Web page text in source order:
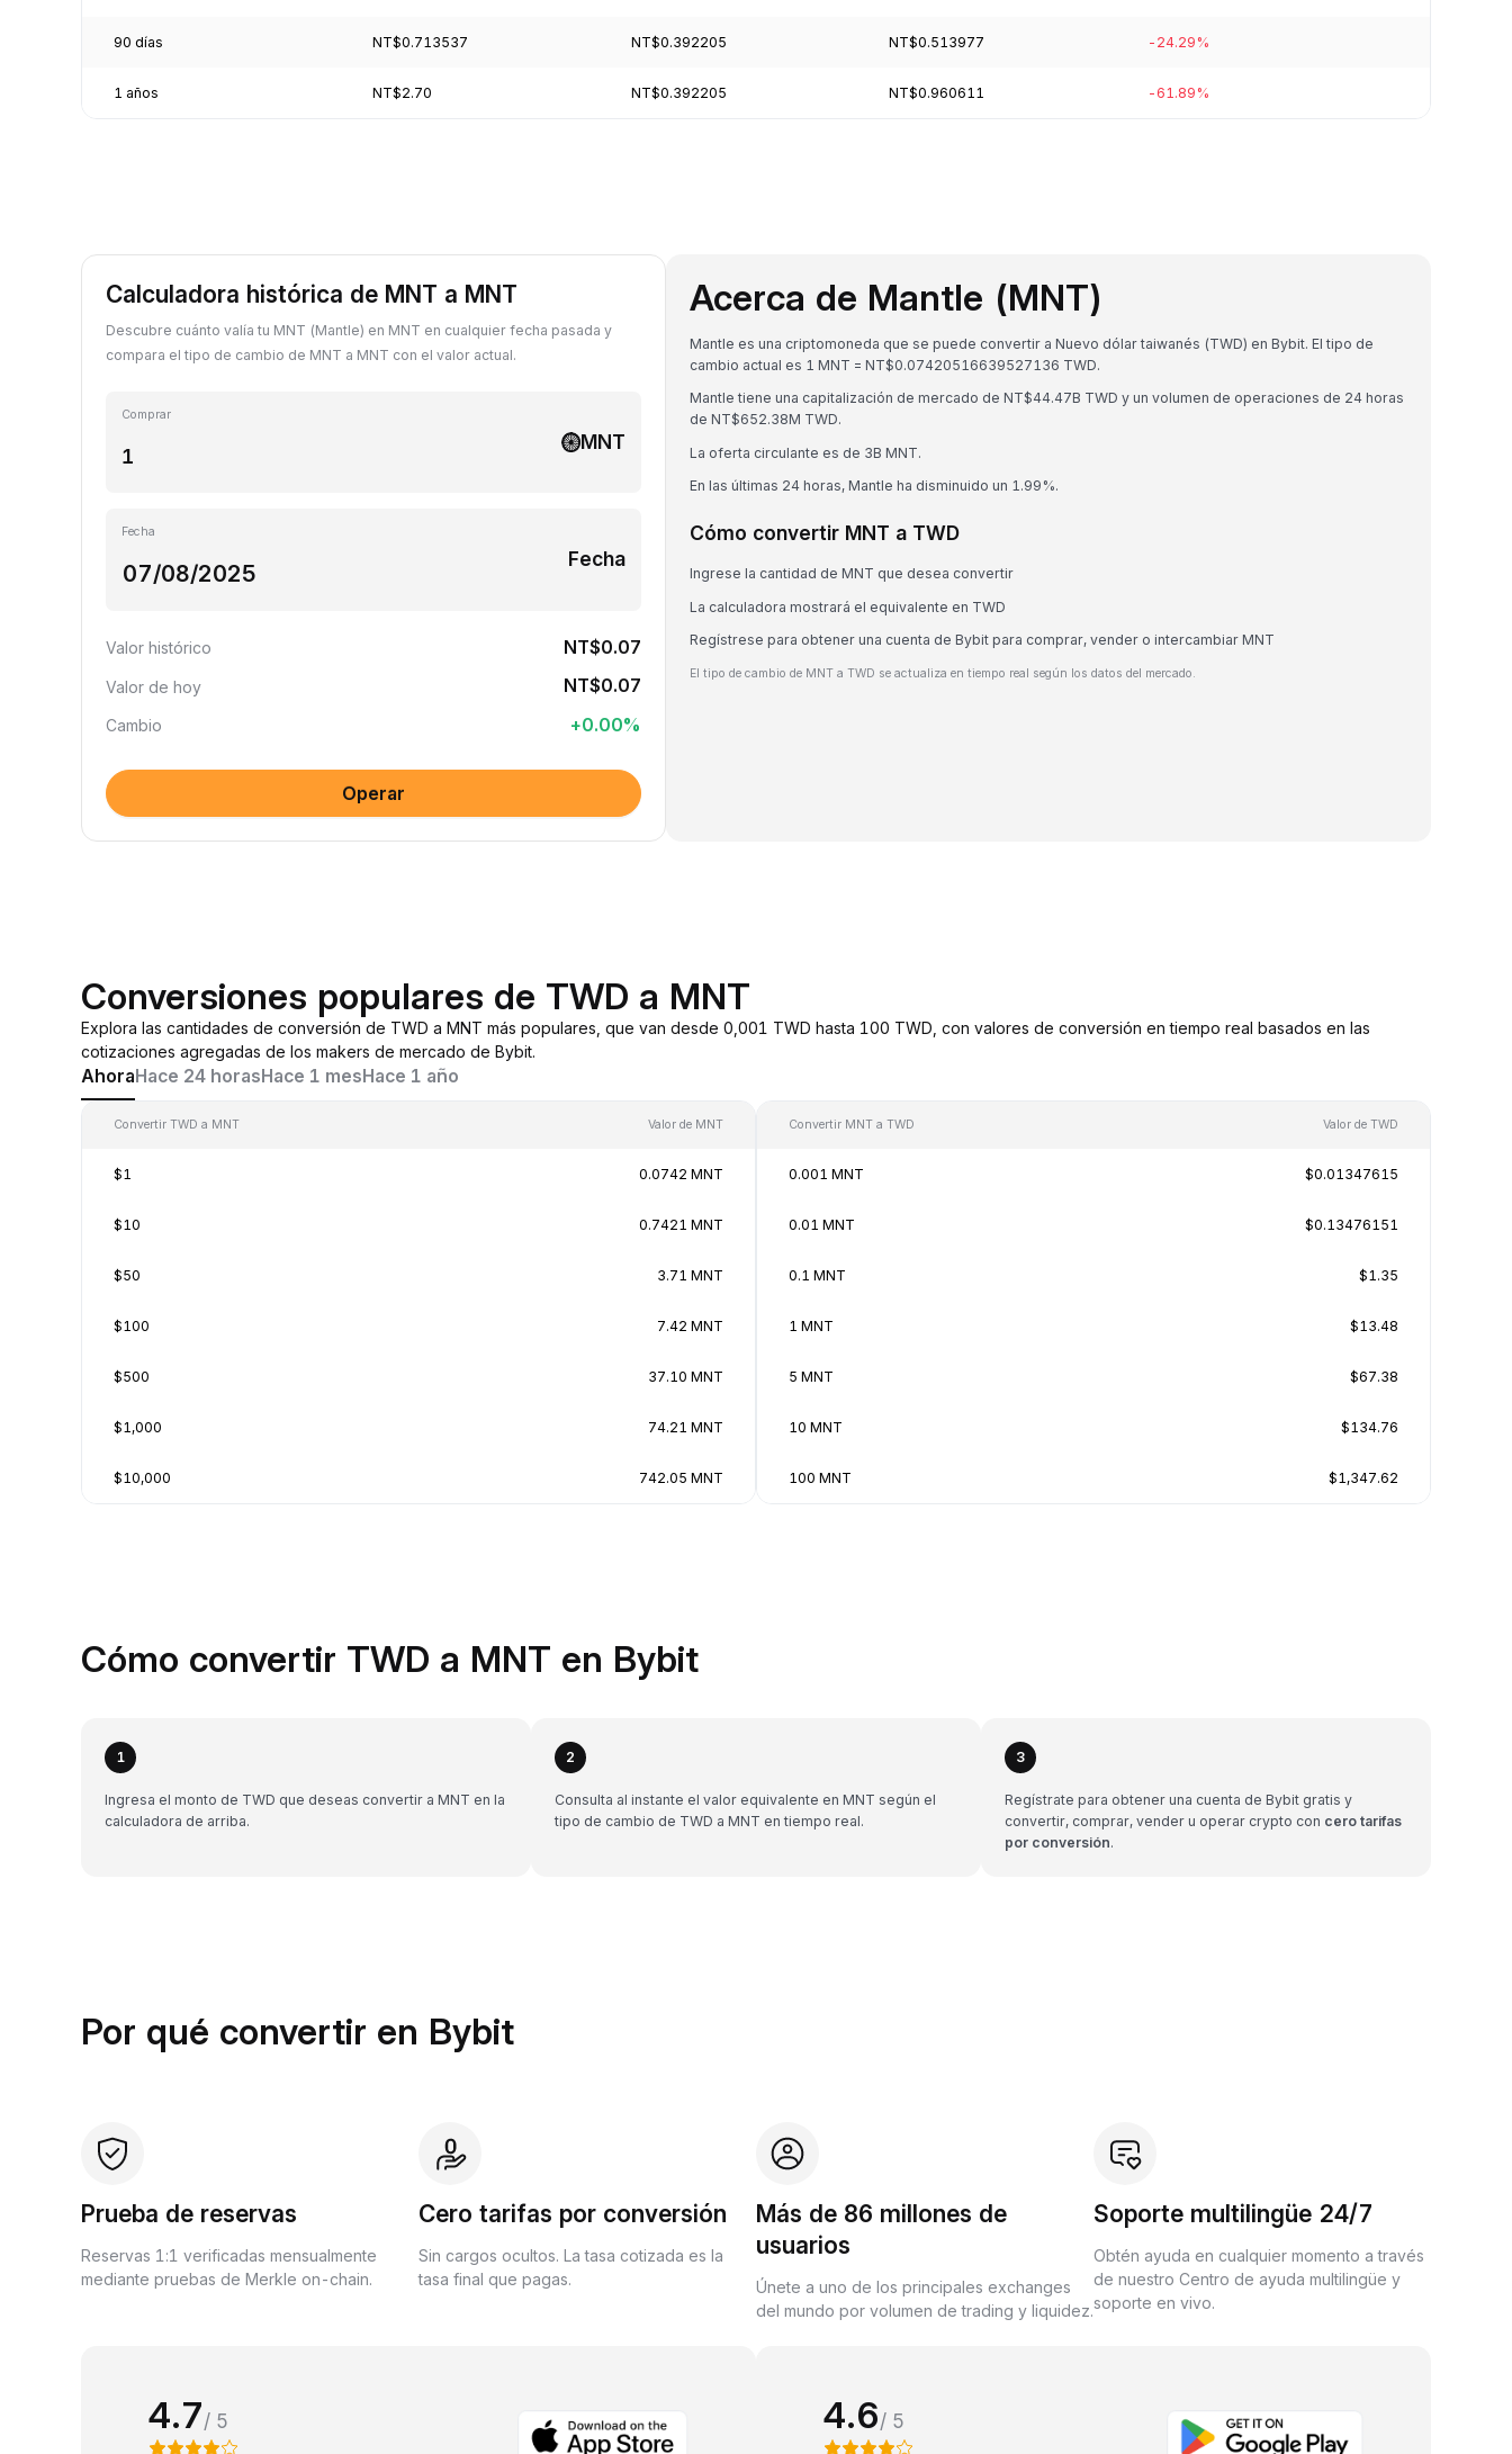
90 días NT$0.713537 NT$0.392205 NT$0.513977 -24.29%
1 años NT$2.70 NT$0.392205 NT$0.960611 -61.89%
Calculadora histórica de MNT a MNT
Descubre cuánto valía tu MNT (Mantle) en MNT en cualquier fecha pasada y
compara el tipo de cambio de MNT a MNT con el valor actual.
Comprar
MNT
Fecha
Fecha
Valor histórico NT$0.07
Valor de hoy NT$0.07
Cambio +0.00%
Operar
Acerca de Mantle (MNT)
Mantle es una criptomoneda que se puede convertir a Nuevo dólar taiwanés (TWD) en Bybit. El tipo de
cambio actual es 1 MNT = NT$0.07420516639527136 TWD.
Mantle tiene una capitalización de mercado de NT$44.47B TWD y un volumen de operaciones de 24 horas
de NT$652.38M TWD.
La oferta circulante es de 3B MNT.
En las últimas 24 horas, Mantle ha disminuido un 1.99%.
Cómo convertir MNT a TWD
Ingrese la cantidad de MNT que desea convertir
La calculadora mostrará el equivalente en TWD
Regístrese para obtener una cuenta de Bybit para comprar, vender o intercambiar MNT
El tipo de cambio de MNT a TWD se actualiza en tiempo real según los datos del mercado.
Conversiones populares de TWD a MNT
Explora las cantidades de conversión de TWD a MNT más populares, que van desde 0,001 TWD hasta 100 TWD, con valores de conversión en tiempo real basados en las
cotizaciones agregadas de los makers de mercado de Bybit.
AhoraHace 24 horasHace 1 mesHace 1 año
Convertir TWD a MNT Valor de MNT
$1 0.0742 MNT
$10 0.7421 MNT
$50 3.71 MNT
$100 7.42 MNT
$500 37.10 MNT
$1,000 74.21 MNT
$10,000 742.05 MNT
Convertir MNT a TWD Valor de TWD
0.001 MNT $0.01347615
0.01 MNT $0.13476151
0.1 MNT $1.35
1 MNT $13.48
5 MNT $67.38
10 MNT $134.76
100 MNT $1,347.62
Cómo convertir TWD a MNT en Bybit
1
Ingresa el monto de TWD que deseas convertir a MNT en la
calculadora de arriba.
2
Consulta al instante el valor equivalente en MNT según el
tipo de cambio de TWD a MNT en tiempo real.
3
Regístrate para obtener una cuenta de Bybit gratis y
convertir, comprar, vender u operar crypto con cero tarifas
por conversión.
Por qué convertir en Bybit
Prueba de reservas
Reservas 1:1 verificadas mensualmente
mediante pruebas de Merkle on-chain.
Cero tarifas por conversión
Sin cargos ocultos. La tasa cotizada es la
tasa final que pagas.
Más de 86 millones de
usuarios
Únete a uno de los principales exchanges
del mundo por volumen de trading y liquidez.
Soporte multilingüe 24/7
Obtén ayuda en cualquier momento a través
de nuestro Centro de ayuda multilingüe y
soporte en vivo.
4.7/ 5 4.6/ 5